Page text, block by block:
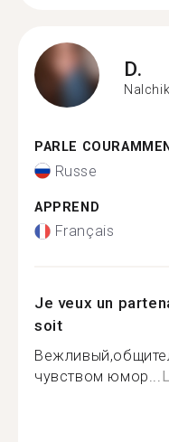
D.
Nalchik
PARLE
Russe
APPREND
Français
Je veux un
soit
чувством юмор...